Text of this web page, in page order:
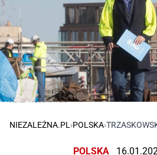
Rafał Trzaskowski
NIEZALEŻNA.PL ›POLSKA›
POLSKA